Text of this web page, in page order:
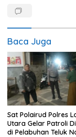
Baca Juga
Sat Polairud Polres
Utara Gelar Patroli
di Pelabuhan Teluk